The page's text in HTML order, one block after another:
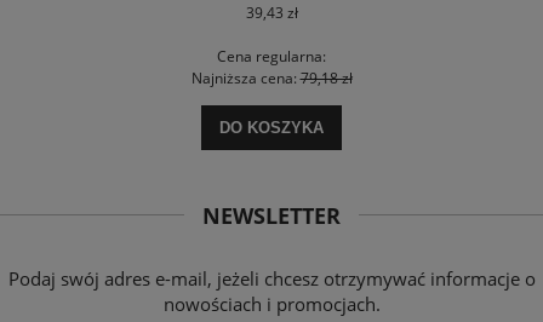
39,43 zł
Cena regularna:
Najniższa cena:79,18 zł
DO KOSZYKA
NEWSLETTER
Podaj swój adres e-mail, jeżeli chcesz otrzymywać informacje o
nowościach i promocjach.